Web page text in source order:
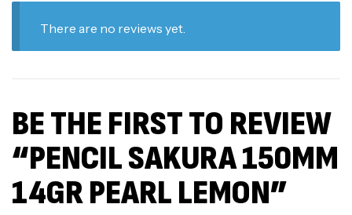
There are no reviews yet.
BE THE FIRST TO REVIEW
“PENCIL SAKURA 150MM
14GR PEARL LEMON”